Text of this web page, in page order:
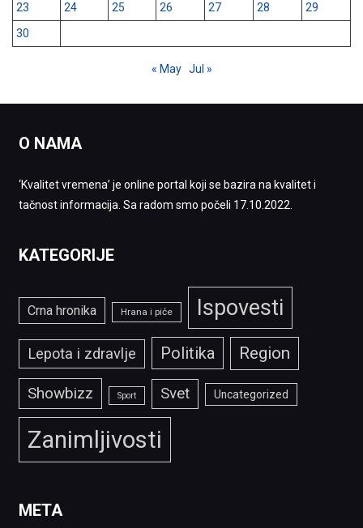
23
24 25 26 27 28
29
30
« May Jul »
O NAMA
‘Kvalitet vremena’ je online portal koji se bazira na kvalitet i
tačnost informacija. Sa radom smo počeli 17.10.2022.
KATEGORIJE
Crna hronika Hrana i piće Ispovesti
Lepota i zdravlje Politika Region
Showbizz Sport Svet Uncategorized
Zanimljivosti
META